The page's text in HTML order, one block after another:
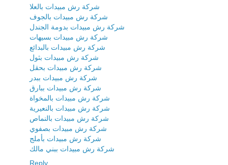
شركة رش مبيدات بالعلا
شركة رش مبيدات بالجوف
شركة رش مبيدات بدومة الجندل
شركة رش مبيدات بسيهات
شركة رش مبيدات بالبدائع
شركة رش مبيدات بثول
شركة رش مبيدات بحقل
شركة رش مبيدات ببدر
شركة رش مبيدات ببارق
شركة رش مبيدات بالمخواة
شركة رش مبيدات بالنعيرية
شركة رش مبيدات بالنماص
شركة رش مبيدات بصفوي
شركة رش مبيدات بأملج
شركة رش مبيدات ببني مالك
Reply